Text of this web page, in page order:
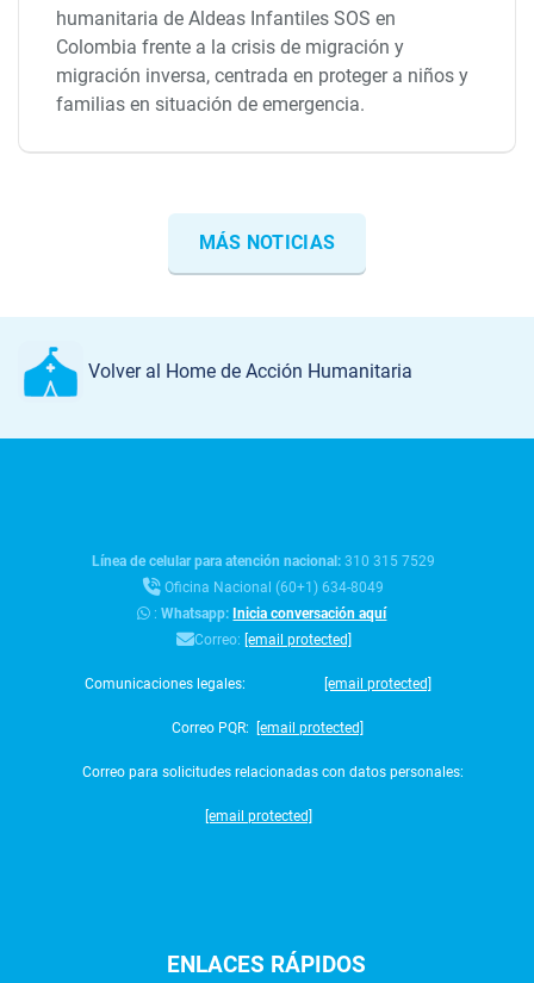
humanitaria de Aldeas Infantiles SOS en
Colombia frente a la crisis de migración y
migración inversa, centrada en proteger a niños y
familias en situación de emergencia.
MÁS NOTICIAS
Volver al Home de Acción Humanitaria
Línea de celular para atención nacional:310 315 7529
Oficina Nacional (60+1) 634-8049
:Whatsapp: Inicia conversación aquí
Correo: [email protected]
Comunicaciones legales: [email protected]
Correo PQR: [email protected]
Correo para solicitudes relacionadas con datos personales:
[email protected]
ENLACES RÁPIDOS